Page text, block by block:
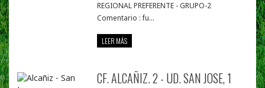
REGIONAL PREFERENTE - GRUPO-2
Comentario : fu...
LEER MÁS
CF. ALCAÑIZ. 2 - UD. SAN JOSE, 1